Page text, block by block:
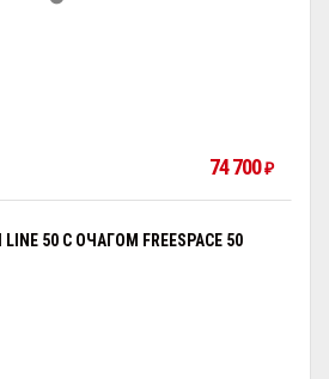
74 700₽
50 С ОЧАГОМ FREESPAСE 50